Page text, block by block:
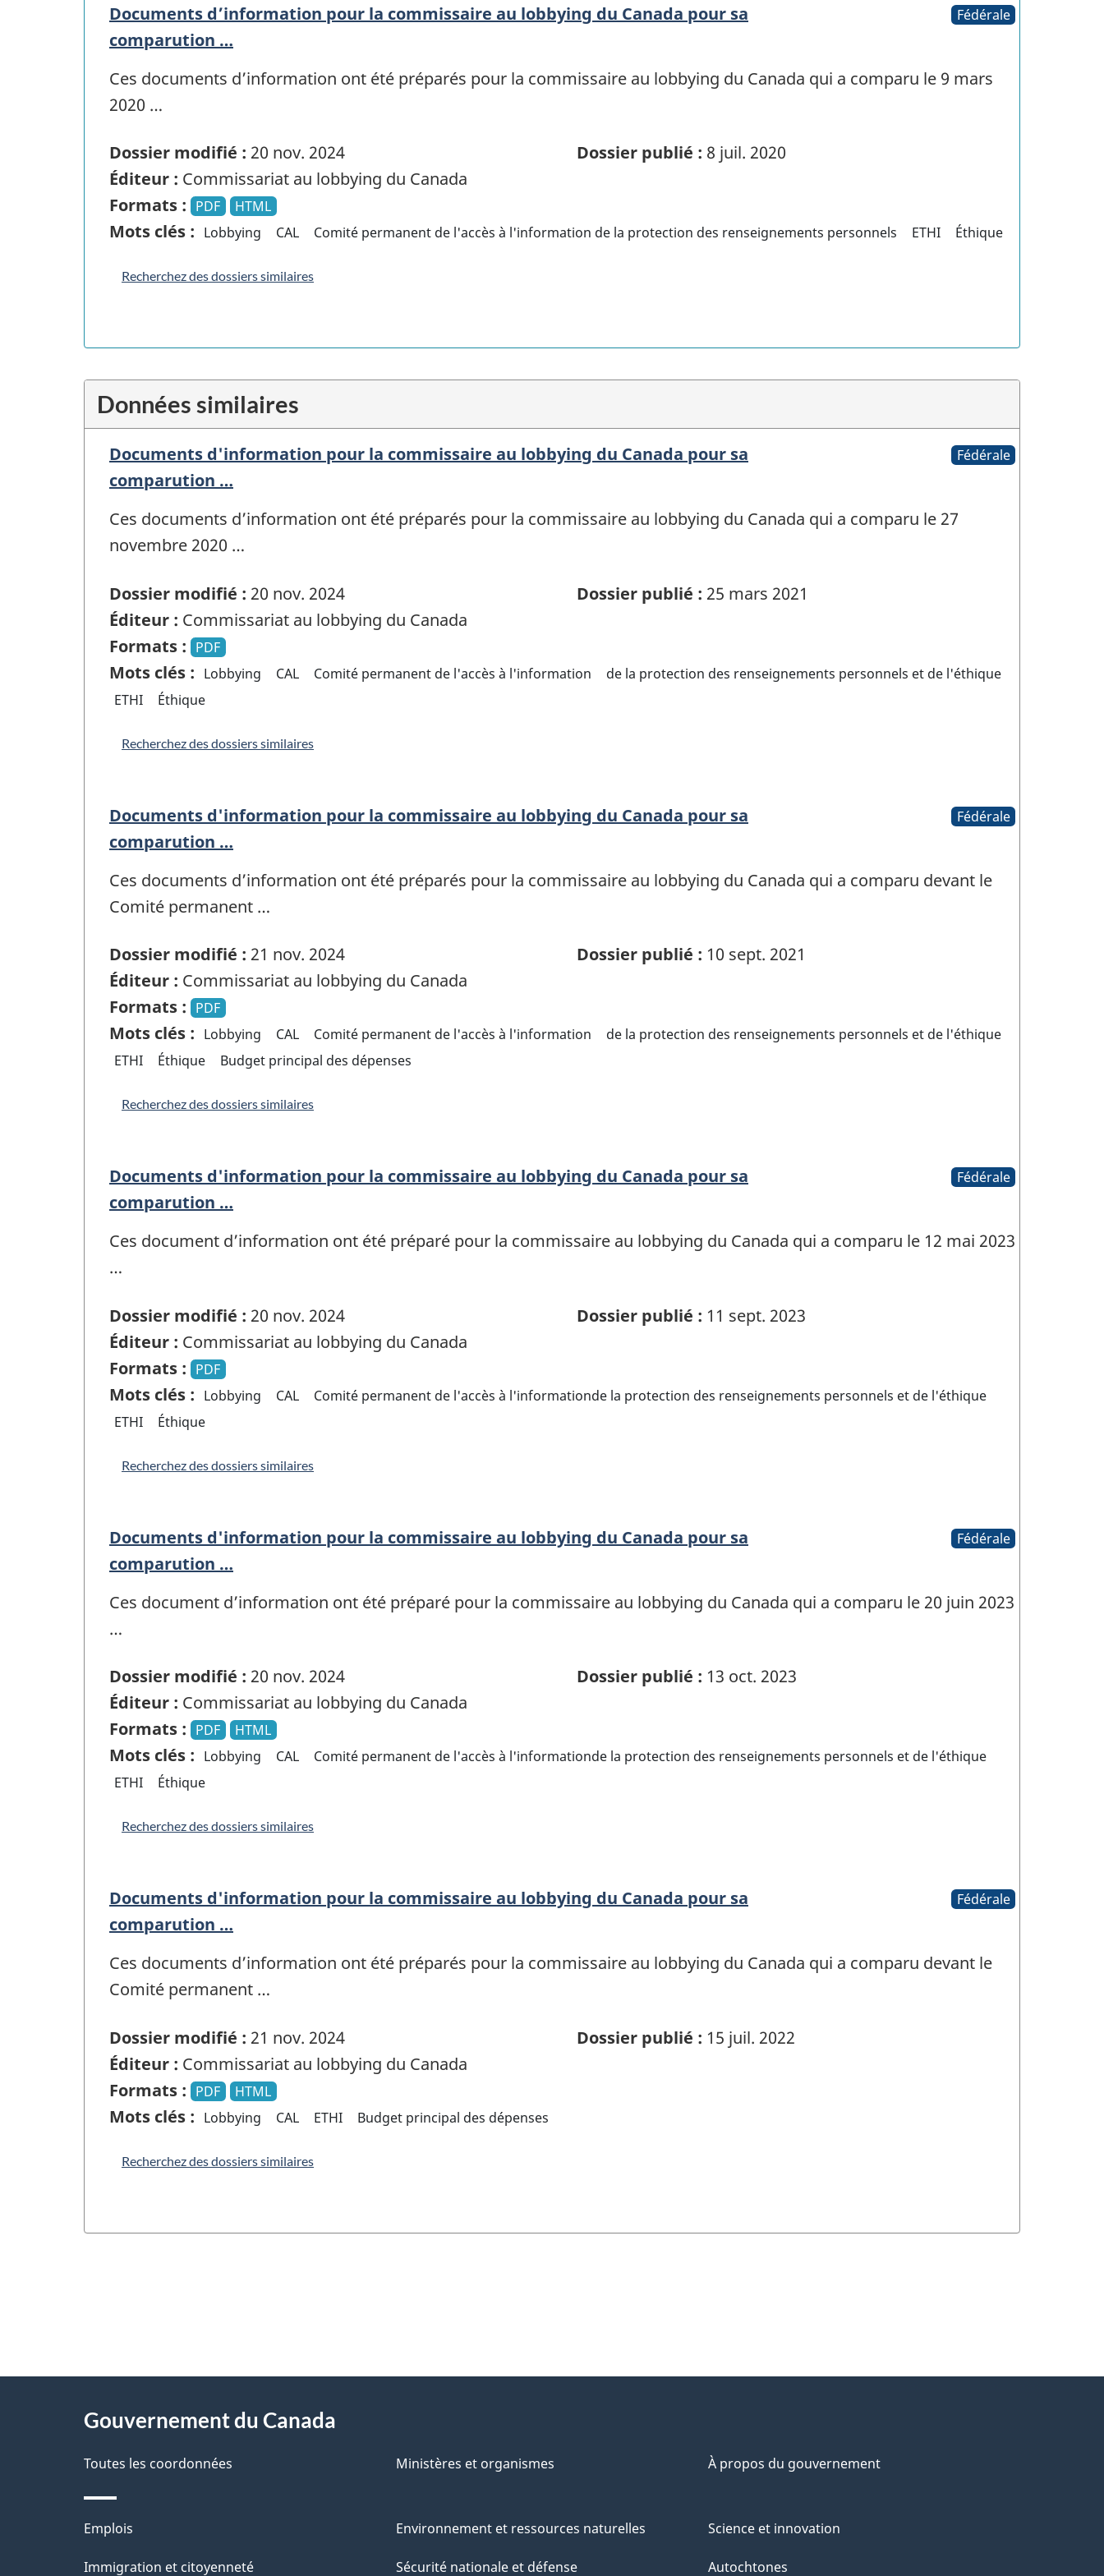
Documents d’information pour la commissaire au lobbying du Canada pour sa
comparution …
Fédérale
Ces documents d’information ont été préparés pour la commissaire au lobbying du Canada qui a comparu le 9 mars
2020 …
Dossier modifié : 20 nov. 2024 Dossier publié : 8 juil. 2020
Éditeur : Commissariat au lobbying du Canada
Formats : PDF HTML
Mots clés : Lobbying CAL Comité permanent de l'accès à l'information de la protection des renseignements personnels ETHI Éthique
Recherchez des dossiers similaires
Données similaires
Documents d'information pour la commissaire au lobbying du Canada pour sa
comparution …
Fédérale
Ces documents d’information ont été préparés pour la commissaire au lobbying du Canada qui a comparu le 27
novembre 2020 …
Dossier modifié : 20 nov. 2024 Dossier publié : 25 mars 2021
Éditeur : Commissariat au lobbying du Canada
Formats : PDF
Mots clés : Lobbying CAL Comité permanent de l'accès à l'information
de la protection des renseignements personnels et de l'éthique
ETHI
Éthique
Recherchez des dossiers similaires
Documents d'information pour la commissaire au lobbying du Canada pour sa
comparution …
Fédérale
Ces documents d’information ont été préparés pour la commissaire au lobbying du Canada qui a comparu devant le
Comité permanent …
Dossier modifié : 21 nov. 2024 Dossier publié : 10 sept. 2021
Éditeur : Commissariat au lobbying du Canada
Formats : PDF
Mots clés : Lobbying CAL Comité permanent de l'accès à l'information
de la protection des renseignements personnels et de l'éthique
ETHI
Éthique Budget principal des dépenses
Recherchez des dossiers similaires
Documents d'information pour la commissaire au lobbying du Canada pour sa
comparution …
Fédérale
Ces document d’information ont été préparé pour la commissaire au lobbying du Canada qui a comparu le 12 mai 2023
…
Dossier modifié : 20 nov. 2024 Dossier publié : 11 sept. 2023
Éditeur : Commissariat au lobbying du Canada
Formats : PDF
Mots clés : Lobbying CAL
Comité permanent de l'accès à l'informationde la protection des renseignements personnels et de l'éthique
ETHI
Éthique
Recherchez des dossiers similaires
Documents d'information pour la commissaire au lobbying du Canada pour sa
comparution …
Fédérale
Ces document d’information ont été préparé pour la commissaire au lobbying du Canada qui a comparu le 20 juin 2023
…
Dossier modifié : 20 nov. 2024 Dossier publié : 13 oct. 2023
Éditeur : Commissariat au lobbying du Canada
Formats : PDF HTML
Mots clés : Lobbying CAL
Comité permanent de l'accès à l'informationde la protection des renseignements personnels et de l'éthique
ETHI
Éthique
Recherchez des dossiers similaires
Documents d'information pour la commissaire au lobbying du Canada pour sa
comparution …
Fédérale
Ces documents d’information ont été préparés pour la commissaire au lobbying du Canada qui a comparu devant le
Comité permanent …
Dossier modifié : 21 nov. 2024 Dossier publié : 15 juil. 2022
Éditeur : Commissariat au lobbying du Canada
Formats : PDF HTML
Mots clés : Lobbying CAL ETHI Budget principal des dépenses
Recherchez des dossiers similaires
D
é
t
a
i
l
Gouvernement du Canada
Toutes les coordonnées Ministères et organismes À propos du gouvernement
Thèmes
et
Emplois
Immigration et citoyenneté
Environnement et ressources naturelles
Sécurité nationale et défense
Science et innovation
Autochtones